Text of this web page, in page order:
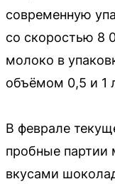
современную
со скоростью 8
молоко в
объёмом 0,5 и 1
В феврале
пробные партии
вкусами